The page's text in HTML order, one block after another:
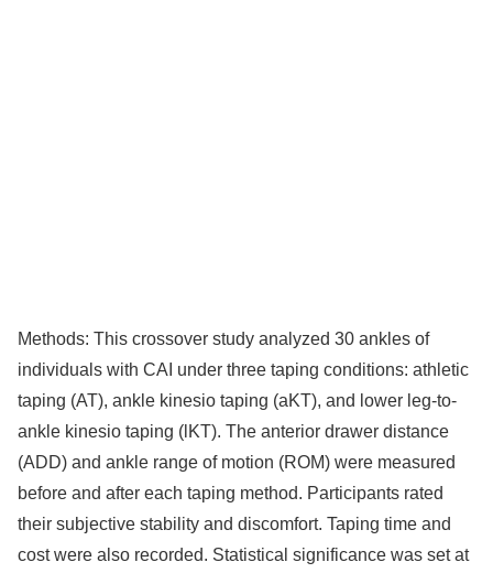
Methods: This crossover study analyzed 30 ankles of
individuals with CAI under three taping conditions: athletic
taping (AT), ankle kinesio taping (aKT), and lower leg-to-
ankle kinesio taping (lKT). The anterior drawer distance
(ADD) and ankle range of motion (ROM) were measured
before and after each taping method. Participants rated
their subjective stability and discomfort. Taping time and
cost were also recorded. Statistical significance was set at